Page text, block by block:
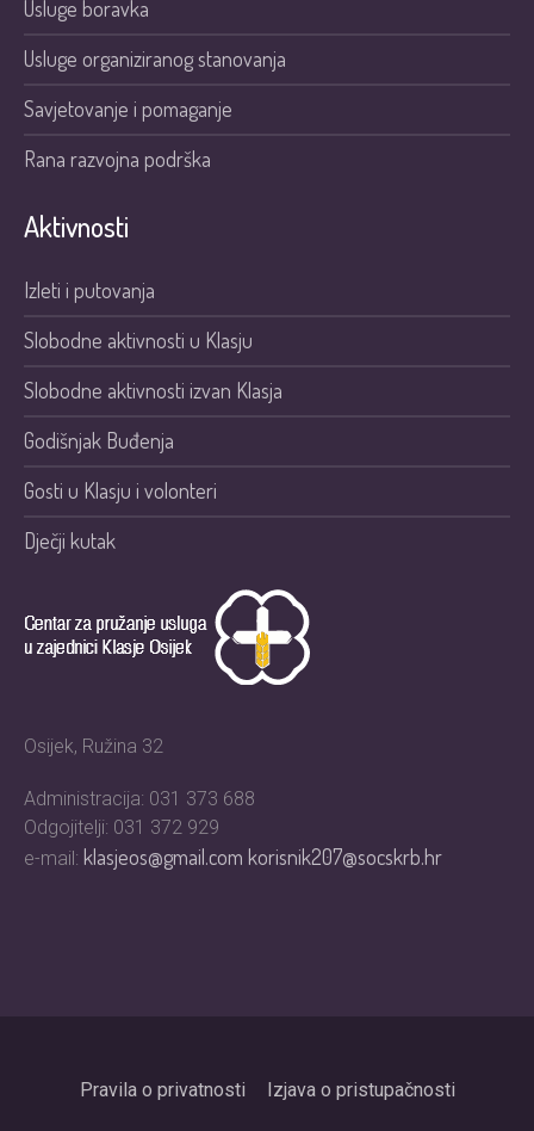
Usluge boravka
Usluge organiziranog stanovanja
Savjetovanje i pomaganje
Rana razvojna podrška
Aktivnosti
Izleti i putovanja
Slobodne aktivnosti u Klasju
Slobodne aktivnosti izvan Klasja
Godišnjak Buđenja
Gosti u Klasju i volonteri
Dječji kutak
Osijek, Ružina 32
Administracija: 031 373 688
Odgojitelji: 031 372 929
e-mail: klasjeos@gmail.comkorisnik207@socskrb.hr
Pravila o privatnosti Izjava o pristupačnosti